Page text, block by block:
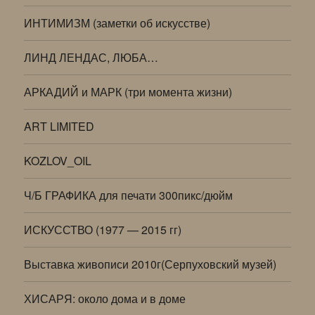
ИНТИМИЗМ (заметки об искусстве)
ЛИНД ЛЕНДАС, ЛЮБА…
АРКАДИЙ и МАРК (три момента жизни)
ART LIMITED
KOZLOV_OIL
Ч/Б ГРАФИКА для печати 300пикс/дюйм
ИСКУССТВО (1977 — 2015 гг)
Выставка живописи 2010г(Серпуховский музей)
ХИСАРЯ: около дома и в доме